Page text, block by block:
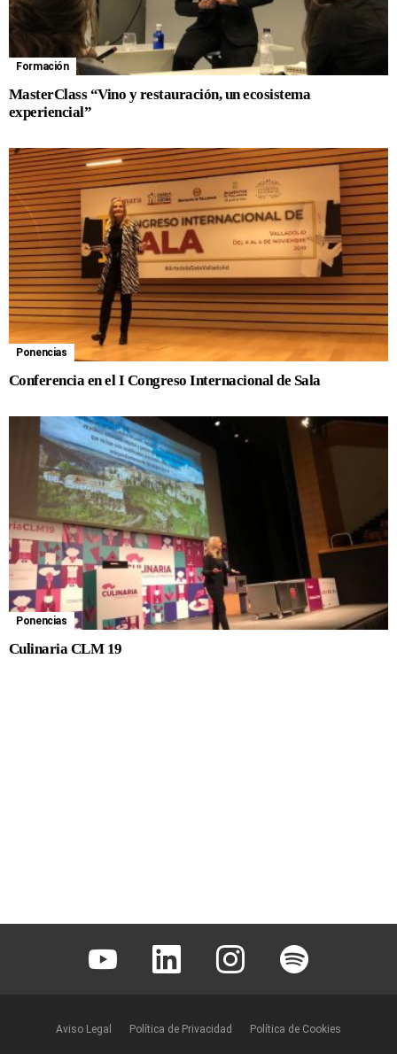
Formación
MasterClass “Vino y restauración, un ecosistema
experiencial”
Ponencias
Conferencia en el I Congreso Internacional de Sala
Ponencias
Culinaria CLM 19
Youtube Linkedin Instagram Spotify
Aviso Legal Política de Privacidad Política de Cookies